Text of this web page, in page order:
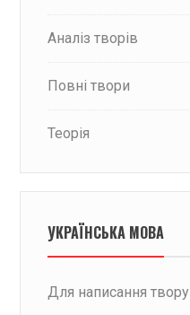
Аналіз творів
Повні твори
Теорія
УКРАЇНСЬКА МОВА
Для написання твору